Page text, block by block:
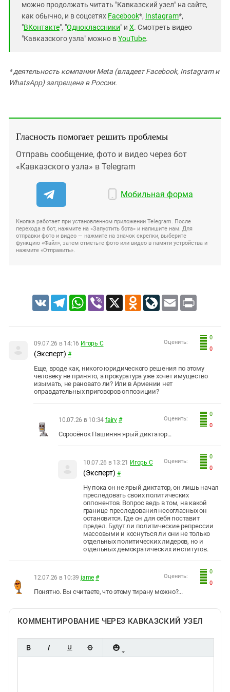
можно продолжать читать "Кавказский узел" на сайте,
как обычно, и в соцсетях Facebook*, Instagram*,
"ВКонтакте", "Одноклассники" и X. Смотреть видео
"Кавказского узла" можно вYouTube.
* деятельность компании Meta (владеет Facebook, Instagram и
WhatsApp) запрещена в России.
Гласность помогает решить проблемы
Отправь сообщение, фото и видео через бот
«Кавказского узла» в Telegram
Мобильная форма
Кнопка работает при установленном приложении Telegram. После
перехода в бот, нажмите на «Запустить бота» и напишите нам. Для
отправки фото и видео — нажмите на значок скрепки, выберите
функцию «Файл», затем отметьте фото или видео в памяти устройства и
нажмите «Отправить».
VK TelegramWhatsApp
Viber X Odnoklassniki
LiveJournal
Email Print
0
0
Оценить:
09.07.26 в 14:16 Игорь С
(Эксперт) #
Еще, вроде как, никого юридического решения по этому
человеку не принято, а прокуратура уже хочет имущество
изымать, не рановато ли? Или в Армении нет
оправдательных приговоров оппозиции?
0
0
Оценить:
10.07.26 в 10:34 fairy #
Соросёнок Пашинян ярый диктатор...
0
0
Оценить:
10.07.26 в 13:21 Игорь С
(Эксперт) #
Ну пока он не ярый диктатор, он лишь начал
преследовать своих политических
оппонентов. Вопрос ведь в том, на какой
границе преследования несогласных он
остановится. Где он для себя поставит
предел. Будут ли политические репрессии
массовыми и коснуться ли они не только
отдельных политических лидеров, но и
отдельных демократических институтов.
0
0
Оценить:
12.07.26 в 10:39 jame #
Понятно. Вы считаете, что этому тирану можно?...
КОММЕНТИРОВАНИЕ ЧЕРЕЗ КАВКАЗСКИЙ УЗЕЛ